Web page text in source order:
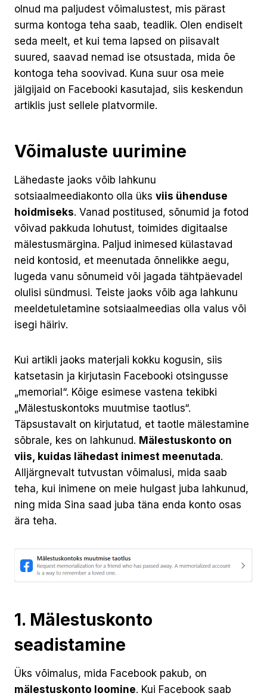
olnud ma paljudest võimalustest, mis pärast
surma kontoga teha saab, teadlik. Olen endiselt
seda meelt, et kui tema lapsed on piisavalt
suured, saavad nemad ise otsustada, mida õe
kontoga teha soovivad. Kuna suur osa meie
jälgijaid on Facebooki kasutajad, siis keskendun
artiklis just sellele platvormile.
Võimaluste uurimine
Lähedaste jaoks võib lahkunu
sotsiaalmeediakonto olla üks viis ühenduse
hoidmiseks. Vanad postitused, sõnumid ja fotod
võivad pakkuda lohutust, toimides digitaalse
mälestusmärgina. Paljud inimesed külastavad
neid kontosid, et meenutada õnnelikke aegu,
lugeda vanu sõnumeid või jagada tähtpäevadel
olulisi sündmusi. Teiste jaoks võib aga lahkunu
meeldetuletamine sotsiaalmeedias olla valus või
isegi häiriv.
Kui artikli jaoks materjali kokku kogusin, siis
katsetasin ja kirjutasin Facebooki otsingusse
„memorial“. Kõige esimese vastena tekibki
„Mälestuskontoks muutmise taotlus“.
Täpsustavalt on kirjutatud, et taotle mälestamine
sõbrale, kes on lahkunud. Mälestuskonto on
viis, kuidas lähedast inimest meenutada.
Alljärgnevalt tutvustan võimalusi, mida saab
teha, kui inimene on meie hulgast juba lahkunud,
ning mida Sina saad juba täna enda konto osas
ära teha.
1. Mälestuskonto
seadistamine
Üks võimalus, mida Facebook pakub, on
mälestuskonto loomine. Kui Facebook saab